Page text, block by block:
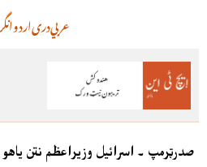
اردودریعربي
صدرټرمپ ۔ اسرائيل وزيراعظم نتن